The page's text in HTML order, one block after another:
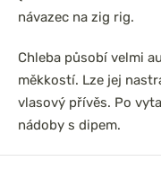
návazec na zig rig.
Chleba působí velmi
měkkostí. Lze jej
vlasový přívěs. Po
nádoby s dipem.